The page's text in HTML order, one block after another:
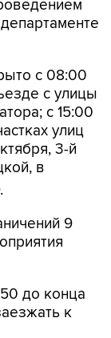
с 08:00
с 15:00
улиц
3-й
в
9
до конца
в